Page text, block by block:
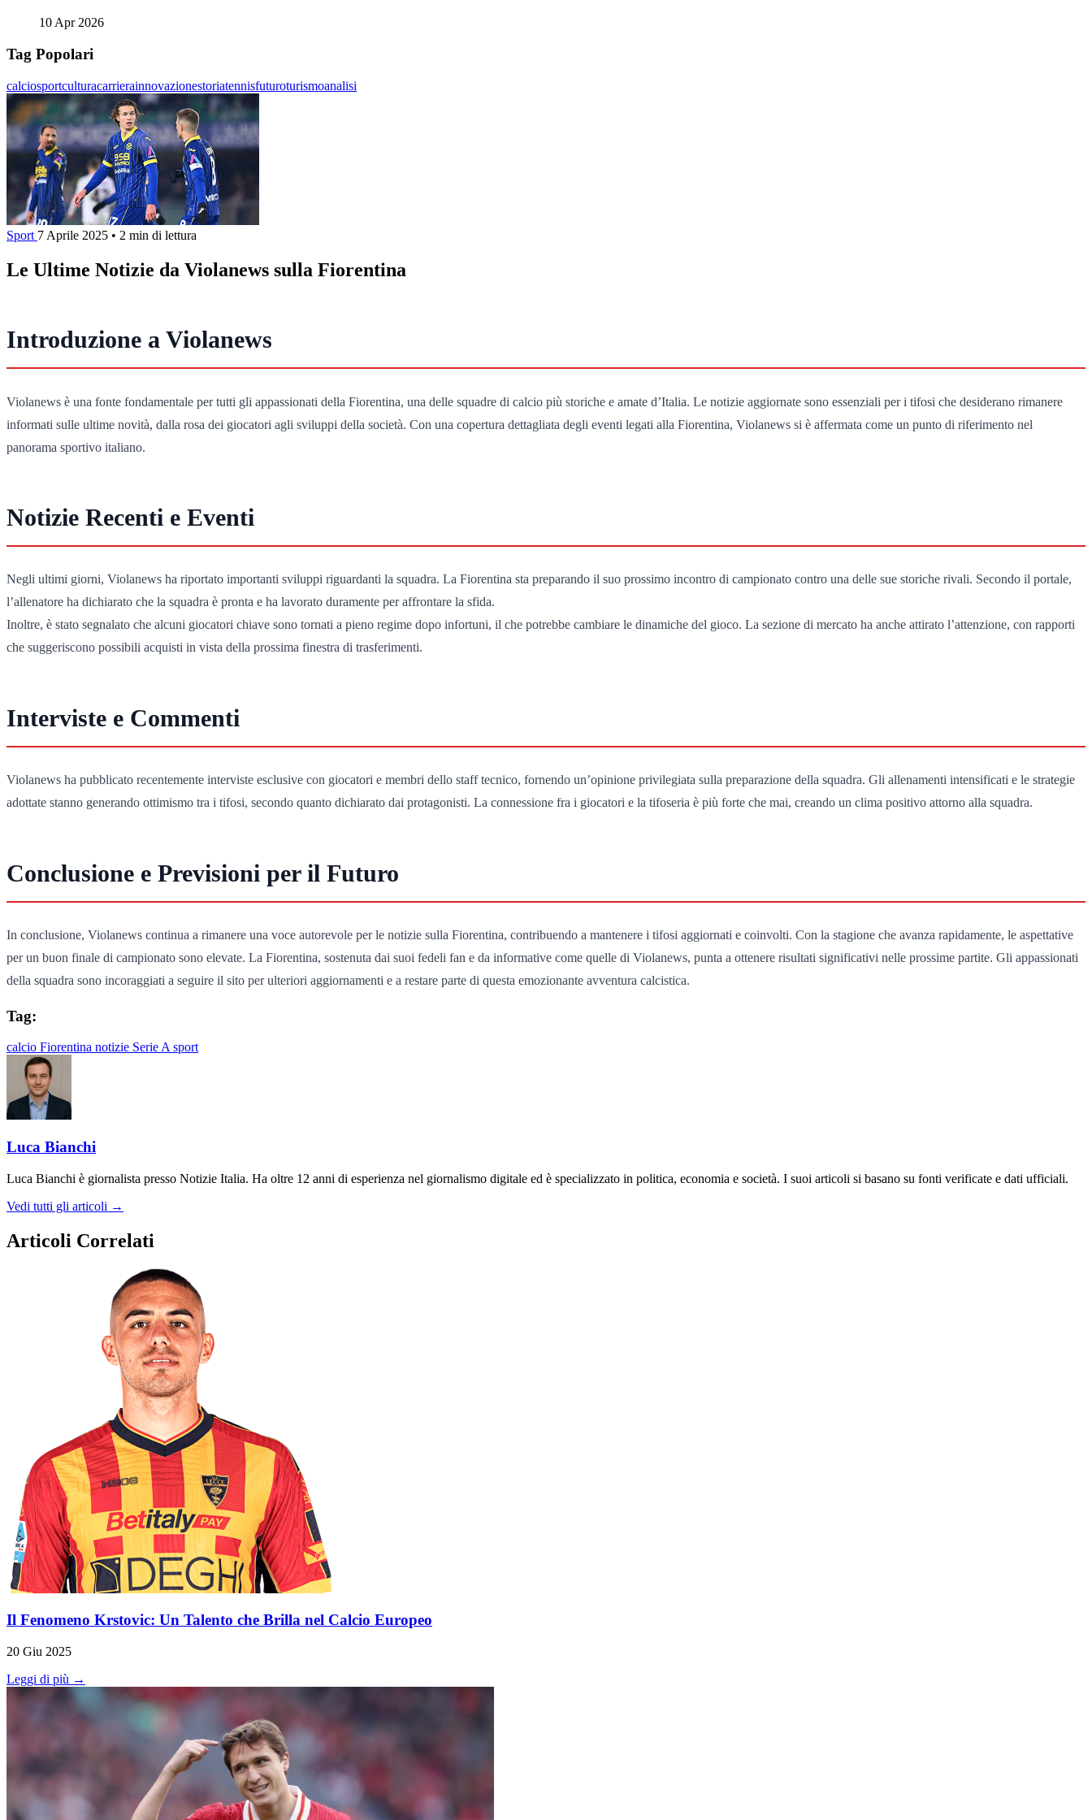
10 Apr 2026
Tag Popolari
calciosportculturacarrierainnovazionestoriatennisfuturoturismoanalisi
Sport 7 Aprile 2025 • 2 min di lettura
Le Ultime Notizie da Violanews sulla Fiorentina
Introduzione a Violanews
Violanews è una fonte fondamentale per tutti gli appassionati della Fiorentina, una delle squadre di calcio più storiche e amate d’Italia. Le notizie aggiornate sono essenziali per i tifosi che desiderano rimanere
informati sulle ultime novità, dalla rosa dei giocatori agli sviluppi della società. Con una copertura dettagliata degli eventi legati alla Fiorentina, Violanews si è affermata come un punto di riferimento nel
panorama sportivo italiano.
Notizie Recenti e Eventi
Negli ultimi giorni, Violanews ha riportato importanti sviluppi riguardanti la squadra. La Fiorentina sta preparando il suo prossimo incontro di campionato contro una delle sue storiche rivali. Secondo il portale,
l’allenatore ha dichiarato che la squadra è pronta e ha lavorato duramente per affrontare la sfida.
Inoltre, è stato segnalato che alcuni giocatori chiave sono tornati a pieno regime dopo infortuni, il che potrebbe cambiare le dinamiche del gioco. La sezione di mercato ha anche attirato l’attenzione, con rapporti
che suggeriscono possibili acquisti in vista della prossima finestra di trasferimenti.
Interviste e Commenti
Violanews ha pubblicato recentemente interviste esclusive con giocatori e membri dello staff tecnico, fornendo un’opinione privilegiata sulla preparazione della squadra. Gli allenamenti intensificati e le strategie
adottate stanno generando ottimismo tra i tifosi, secondo quanto dichiarato dai protagonisti. La connessione fra i giocatori e la tifoseria è più forte che mai, creando un clima positivo attorno alla squadra.
Conclusione e Previsioni per il Futuro
In conclusione, Violanews continua a rimanere una voce autorevole per le notizie sulla Fiorentina, contribuendo a mantenere i tifosi aggiornati e coinvolti. Con la stagione che avanza rapidamente, le aspettative
per un buon finale di campionato sono elevate. La Fiorentina, sostenuta dai suoi fedeli fan e da informative come quelle di Violanews, punta a ottenere risultati significativi nelle prossime partite. Gli appassionati
della squadra sono incoraggiati a seguire il sito per ulteriori aggiornamenti e a restare parte di questa emozionante avventura calcistica.
Tag:
calcio Fiorentina notizie Serie A sport
Luca Bianchi
Luca Bianchi è giornalista presso Notizie Italia. Ha oltre 12 anni di esperienza nel giornalismo digitale ed è specializzato in politica, economia e società. I suoi articoli si basano su fonti verificate e dati ufficiali.
Vedi tutti gli articoli →
Articoli Correlati
Il Fenomeno Krstovic: Un Talento che Brilla nel Calcio Europeo
20 Giu 2025
Leggi di più →